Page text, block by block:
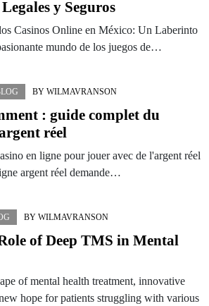
y Seguros
Casinos Online en México: Un Laberinto
mundo de los juegos de…
BY WILMAVRANSON
: guide complet du
réel
en ligne pour jouer avec de l'argent réel
argent réel demande…
BY WILMAVRANSON
of Deep TMS in Mental
of mental health treatment, innovative
hope for patients struggling with various